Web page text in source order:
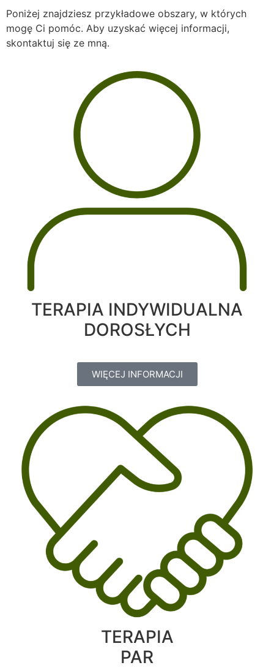
Poniżej znajdziesz przykładowe obszary, w których
mogę Ci pomóc. Aby uzyskać więcej informacji,
skontaktuj się ze mną.
TERAPIA INDYWIDUALNA
DOROSŁYCH
WIĘCEJ INFORMACJI
TERAPIA
PAR